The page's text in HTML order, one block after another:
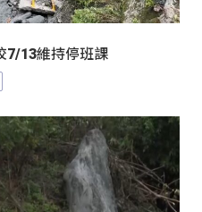
7/13維持停班課